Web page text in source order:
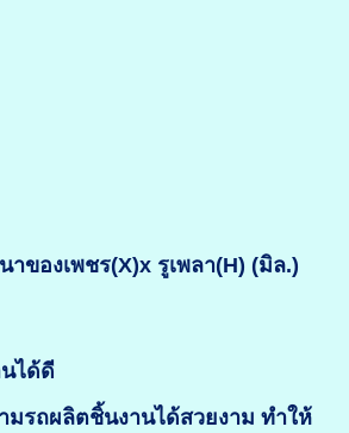
องเพชร(X)x รูเพลา(H) (มิล.)
นได้ดี
มรถผลิตชิ้นงานได้สวยงาม ทำให้